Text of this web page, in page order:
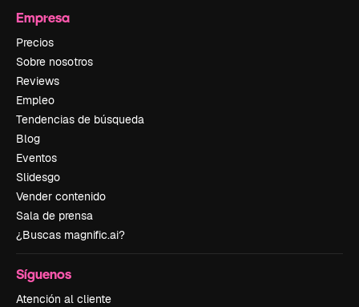
Empresa
Precios
Sobre nosotros
Reviews
Empleo
Tendencias de búsqueda
Blog
Eventos
Slidesgo
Vender contenido
Sala de prensa
¿Buscas magnific.ai?
Síguenos
Atención al cliente